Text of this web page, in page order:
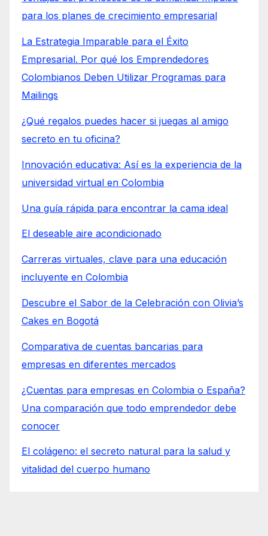
para los planes de crecimiento empresarial
La Estrategia Imparable para el Éxito
Empresarial. Por qué los Emprendedores
Colombianos Deben Utilizar Programas para
Mailings
¿Qué regalos puedes hacer si juegas al amigo
secreto en tu oficina?
Innovación educativa: Así es la experiencia de la
universidad virtual en Colombia
Una guía rápida para encontrar la cama ideal
El deseable aire acondicionado
Carreras virtuales, clave para una educación
incluyente en Colombia
Descubre el Sabor de la Celebración con Olivia’s
Cakes en Bogotá
Comparativa de cuentas bancarias para
empresas en diferentes mercados
¿Cuentas para empresas en Colombia o España?
Una comparación que todo emprendedor debe
conocer
El colágeno: el secreto natural para la salud y
vitalidad del cuerpo humano